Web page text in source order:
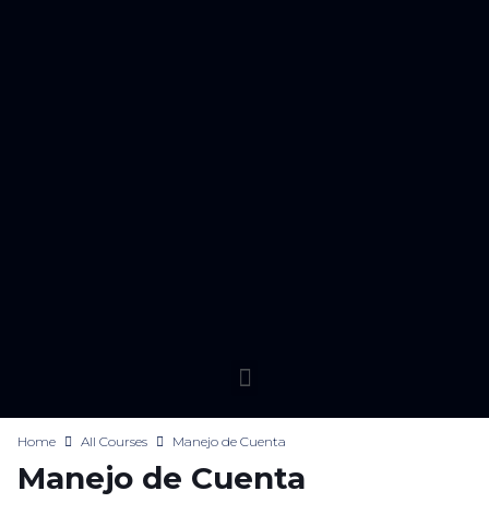
Home All Courses Manejo de Cuenta
Manejo de Cuenta